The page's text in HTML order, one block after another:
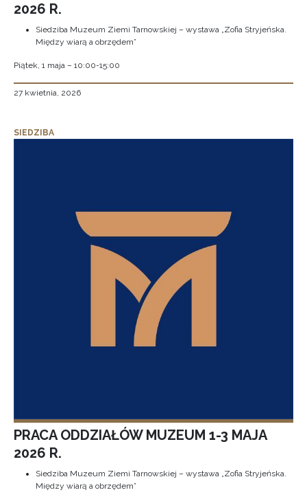
2026 R.
Siedziba Muzeum Ziemi Tarnowskiej – wystawa „Zofia Stryjeńska.
Między wiarą a obrzędem”
Piątek, 1 maja – 10:00-15:00
27 kwietnia, 2026
SIEDZIBA
PRACA ODDZIAŁÓW MUZEUM 1-3 MAJA
2026 R.
Siedziba Muzeum Ziemi Tarnowskiej – wystawa „Zofia Stryjeńska.
Między wiarą a obrzędem”